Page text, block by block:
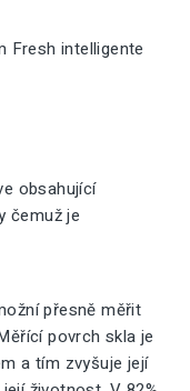
Fresh intelligente
obsahující
čemuž je
přesně měřit
povrch skla je
a tím zvyšuje její